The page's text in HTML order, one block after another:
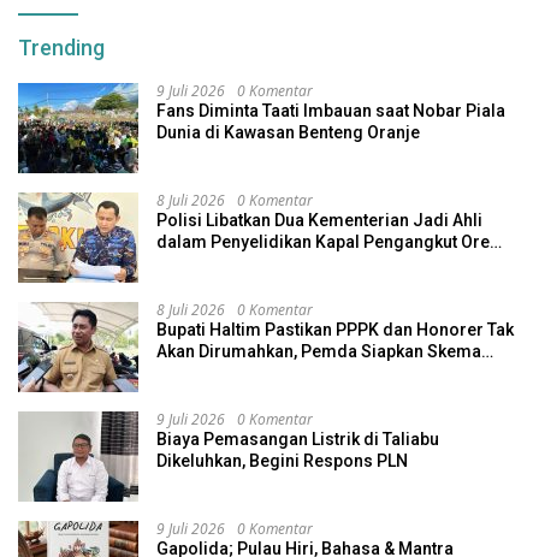
Trending
9 Juli 2026 0 Komentar
Fans Diminta Taati Imbauan saat Nobar Piala
Dunia di Kawasan Benteng Oranje
8 Juli 2026 0 Komentar
Polisi Libatkan Dua Kementerian Jadi Ahli
dalam Penyelidikan Kapal Pengangkut Ore
8 Juli 2026 0 Komentar
Bupati Haltim Pastikan PPPK dan Honorer Tak
Akan Dirumahkan, Pemda Siapkan Skema
9 Juli 2026 0 Komentar
Biaya Pemasangan Listrik di Taliabu
Dikeluhkan, Begini Respons PLN
9 Juli 2026 0 Komentar
Gapolida; Pulau Hiri, Bahasa & Mantra